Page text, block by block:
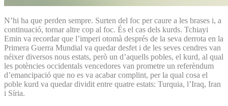
N’hi ha que perden sempre. Surten del foc per caure a les brases i, a
continuació, tornar altre cop al foc. És el cas dels kurds. Tchiayi
Emin va recordar que l’imperi otomà després de la seva derrota en la
Primera Guerra Mundial va quedar desfet i de les seves cendres van
néixer diversos nous estats, però un d’aquells pobles, el kurd, al qual
les potències occidentals vencedores van prometre un referèndum
d’emancipació que no es va acabar complint, per la qual cosa el
poble kurd va quedar dividit entre quatre estats: Turquia, l’Iraq, Iran
i Síria.